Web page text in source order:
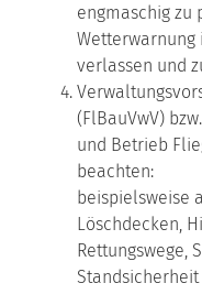
engmaschig zu
Wetterwarnung
verlassen und
(FlBauVwV)
und Betrieb
beachten:
beispielsweise
Löschdecken,
Rettungswege,
Standsicherheit